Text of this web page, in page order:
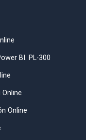
BI. PL-300
Online